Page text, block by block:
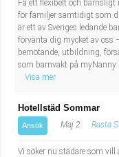
Få ett flexibelt och
för familjer samtidigt som
är ett av Sveriges ledande
förvänta dig mycket av oss
bemötande, utbildning,
som barnvakt på
Visa mer
Hotellstäd Sommar
Ansök Maj 2 Rasta
Vi söker nu städare som vill